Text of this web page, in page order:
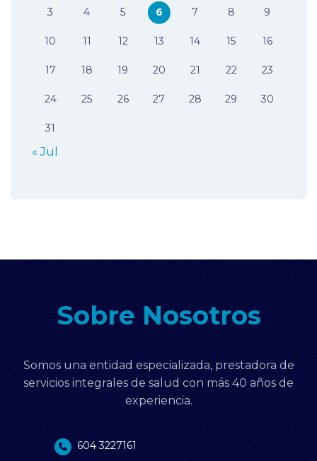
3 4 5 6 7 8 9
10 11 12 13 14 15 16
17 18 19 20 21 22 23
24 25 26 27 28 29 30
31
« Jul
Sobre Nosotros
Somos una entidad especializada, prestadora de
servicios integrales de salud con más 40 años de
experiencia.
604 3227161